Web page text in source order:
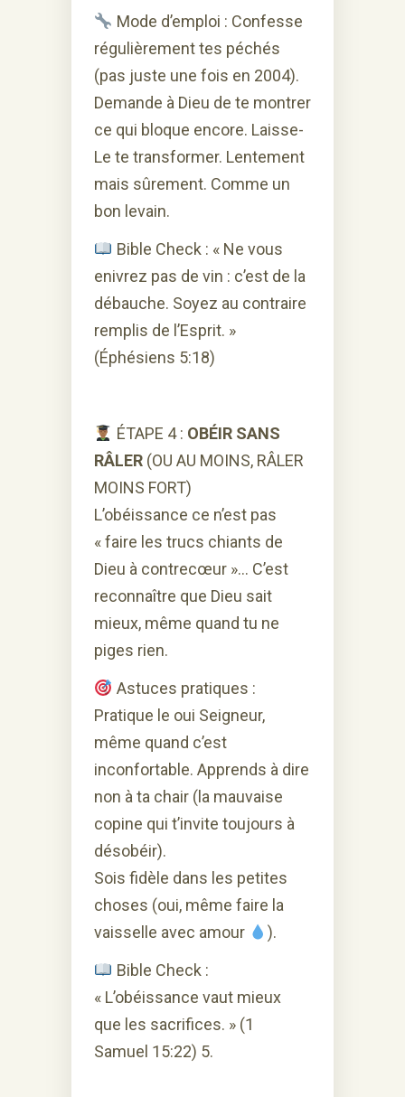
Mode d’emploi : Confesse
régulièrement tes péchés
(pas juste une fois en 2004).
Demande à Dieu de te montrer
ce qui bloque encore. Laisse-
Le te transformer. Lentement
mais sûrement. Comme un
bon levain.
Bible Check : « Ne vous
enivrez pas de vin : c’est de la
débauche. Soyez au contraire
remplis de l’Esprit. »
(Éphésiens 5:18)
ÉTAPE 4 : OBÉIR SANS
RÂLER (OU AU MOINS, RÂLER
MOINS FORT)
L’obéissance ce n’est pas
« faire les trucs chiants de
Dieu à contrecœur »… C’est
reconnaître que Dieu sait
mieux, même quand tu ne
piges rien.
Astuces pratiques :
Pratique le oui Seigneur,
même quand c’est
inconfortable. Apprends à dire
non à ta chair (la mauvaise
copine qui t’invite toujours à
désobéir).
Sois fidèle dans les petites
choses (oui, même faire la
vaisselle avec amour
).
Bible Check :
« L’obéissance vaut mieux
que les sacrifices. » (1
Samuel 15:22) 5.